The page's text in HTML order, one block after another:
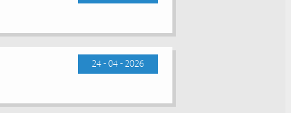
24 - 04 - 2026